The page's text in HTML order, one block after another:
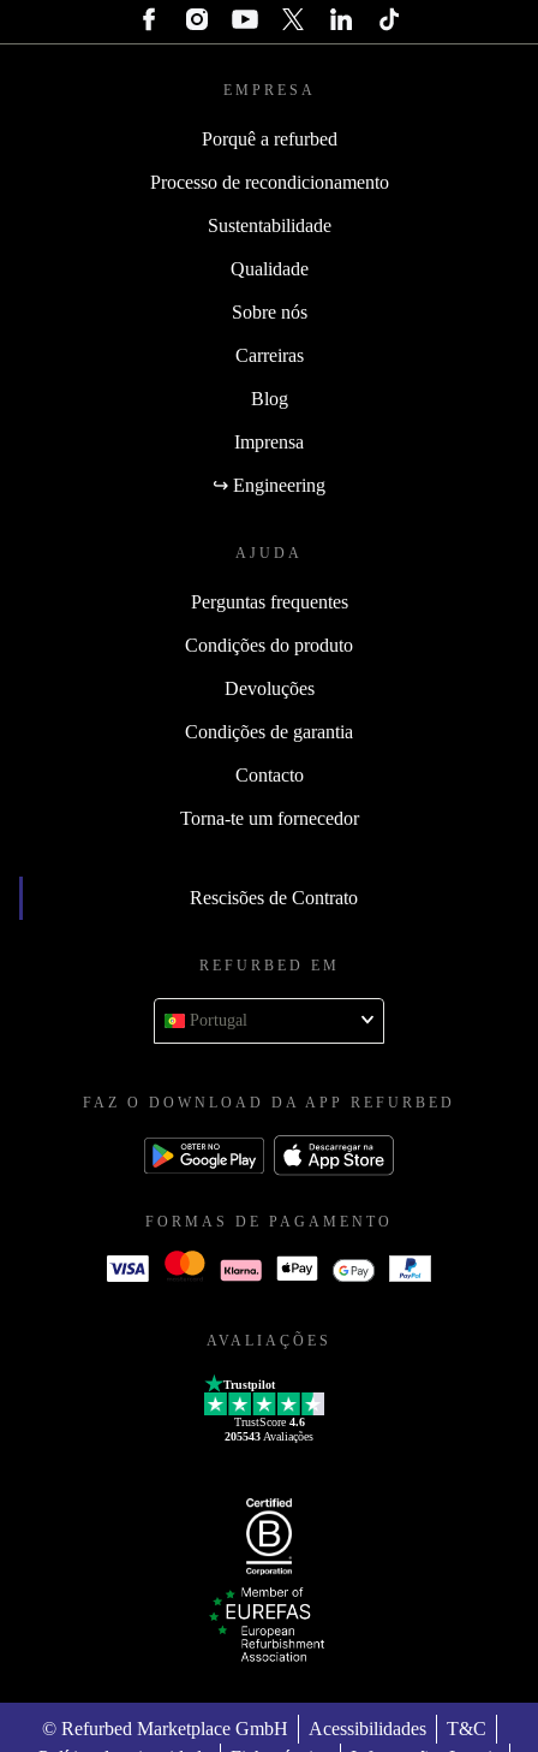
EMPRESA
Porquê a refurbed
Processo de recondicionamento
Sustentabilidade
Qualidade
Sobre nós
Carreiras
Blog
Imprensa
↪ Engineering
AJUDA
Perguntas frequentes
Condições do produto
Devoluções
Condições de garantia
Contacto
Torna-te um fornecedor
Rescisões de Contrato
REFURBED EM
Portugal
FAZ O DOWNLOAD DA APP REFURBED
FORMAS DE PAGAMENTO
AVALIAÇÕES
Trustpilot
TrustScore 4.6
205543 Avaliações
© Refurbed Marketplace GmbH Acessibilidades
T&C